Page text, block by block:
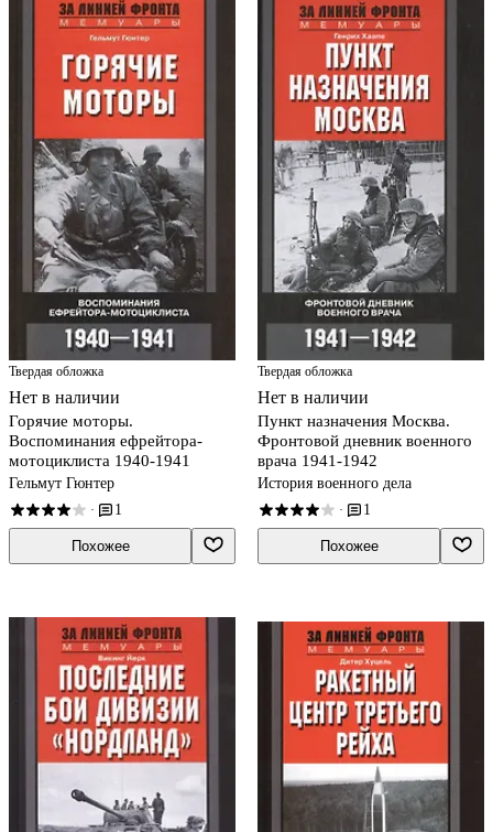
Твердая обложка
Нет в наличии
Горячие моторы.
Воспоминания ефрейтора-
мотоциклиста 1940-1941
Гельмут Гюнтер
· 1
Похожее
Твердая обложка
Нет в наличии
Пункт назначения Москва.
Фронтовой дневник военного
врача 1941-1942
История военного дела
· 1
Похожее